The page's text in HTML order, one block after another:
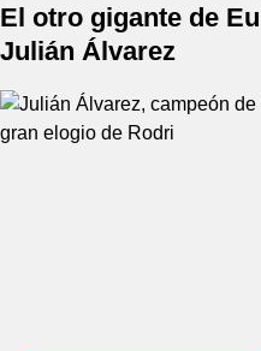
El otro gigante de
Julián Álvarez